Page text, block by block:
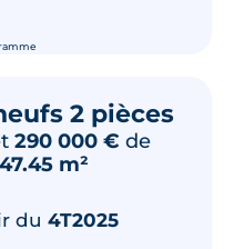
2 pièces
290 000 € de
47.45 m²
du 4T2025